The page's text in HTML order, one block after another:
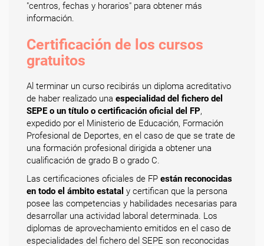
"centros, fechas y horarios" para obtener más
información.
Certificación de los cursos
gratuitos
Al terminar un curso recibirás un diploma acreditativo
de haber realizado una especialidad del fichero del
SEPE o un título o certificación oficial del FP,
expedido por el Ministerio de Educación, Formación
Profesional de Deportes, en el caso de que se trate de
una formación profesional dirigida a obtener una
cualificación de grado B o grado C.
Las certificaciones oficiales de FP están reconocidas
en todo el ámbito estatal y certifican que la persona
posee las competencias y habilidades necesarias para
desarrollar una actividad laboral determinada. Los
diplomas de aprovechamiento emitidos en el caso de
especialidades del fichero del SEPE son reconocidas